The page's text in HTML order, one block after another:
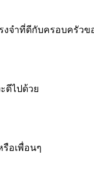
งจำที่ดีกับครอบครัว
ดีไปด้วย
อเพื่อนๆ